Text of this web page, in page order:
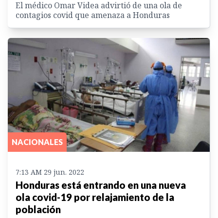
El médico Omar Videa advirtió de una ola de
contagios covid que amenaza a Honduras
NACIONALES
7:13 AM 29 jun. 2022
Honduras está entrando en una nueva
ola covid-19 por relajamiento de la
población